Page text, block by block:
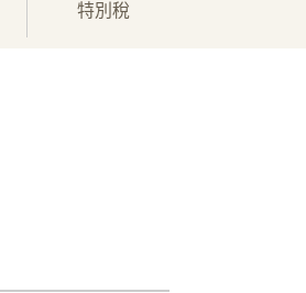
特別稅